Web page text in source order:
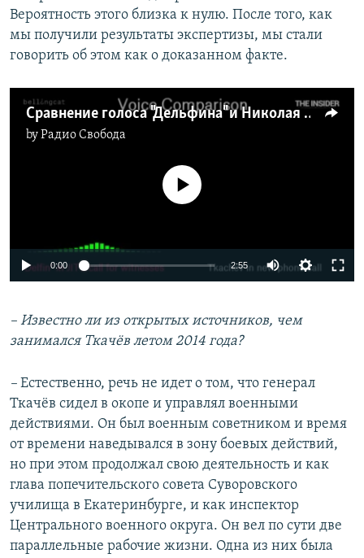
Вероятность этого близка к нулю. После того, как
мы получили результаты экспертизы, мы стали
говорить об этом как о доказанном факте.
Сравнение голоса "Дельфина" и Николая Федоровича Ткачева
byРадио Свобода
No media source currently available
0:00 2:55
– Известно ли из открытых источников, чем
занимался Ткачёв летом 2014 года?
– Естественно, речь не идет о том, что генерал
Ткачёв сидел в окопе и управлял военными
действиями. Он был военным советником и время
от времени наведывался в зону боевых действий,
но при этом продолжал свою деятельность и как
глава попечительского совета Суворовского
училища в Екатеринбурге, и как инспектор
Центрального военного округа. Он вел по сути две
параллельные рабочие жизни. Одна из них была